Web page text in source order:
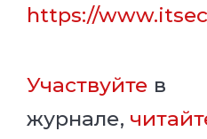
https://
Участвуйте в
журнале,